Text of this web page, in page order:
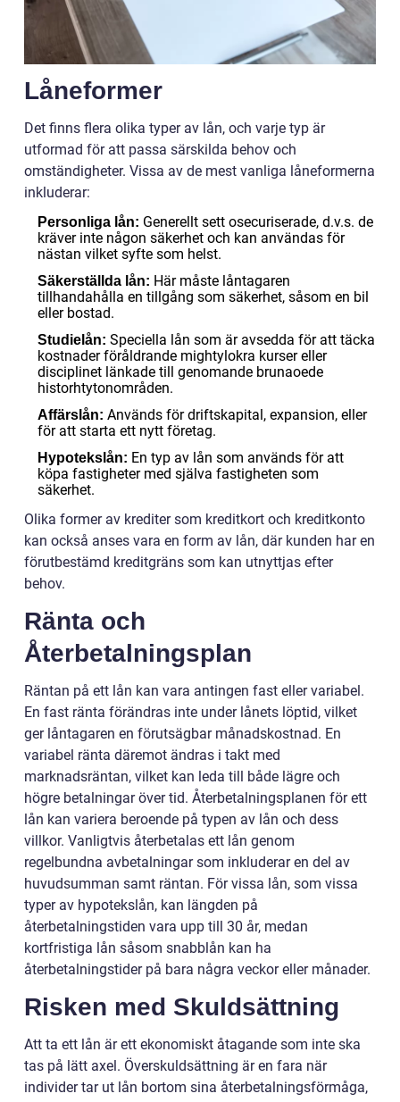
Låneformer
Det finns flera olika typer av lån, och varje typ är
utformad för att passa särskilda behov och
omständigheter. Vissa av de mest vanliga låneformerna
inkluderar:
Personliga lån: Generellt sett osecuriserade, d.v.s. de
kräver inte någon säkerhet och kan användas för
nästan vilket syfte som helst.
Säkerställda lån: Här måste låntagaren
tillhandahålla en tillgång som säkerhet, såsom en bil
eller bostad.
Studielån: Speciella lån som är avsedda för att täcka
kostnader föråldrande mightylokra kurser eller
disciplinet länkade till genomande brunaoede
historhtytonområden.
Affärslån: Används för driftskapital, expansion, eller
för att starta ett nytt företag.
Hypotekslån: En typ av lån som används för att
köpa fastigheter med själva fastigheten som
säkerhet.
Olika former av krediter som kreditkort och kreditkonto
kan också anses vara en form av lån, där kunden har en
förutbestämd kreditgräns som kan utnyttjas efter
behov.
Ränta och
Återbetalningsplan
Räntan på ett lån kan vara antingen fast eller variabel.
En fast ränta förändras inte under lånets löptid, vilket
ger låntagaren en förutsägbar månadskostnad. En
variabel ränta däremot ändras i takt med
marknadsräntan, vilket kan leda till både lägre och
högre betalningar över tid. Återbetalningsplanen för ett
lån kan variera beroende på typen av lån och dess
villkor. Vanligtvis återbetalas ett lån genom
regelbundna avbetalningar som inkluderar en del av
huvudsumman samt räntan. För vissa lån, som vissa
typer av hypotekslån, kan längden på
återbetalningstiden vara upp till 30 år, medan
kortfristiga lån såsom snabblån kan ha
återbetalningstider på bara några veckor eller månader.
Risken med Skuldsättning
Att ta ett lån är ett ekonomiskt åtagande som inte ska
tas på lätt axel. Överskuldsättning är en fara när
individer tar ut lån bortom sina återbetalningsförmåga,